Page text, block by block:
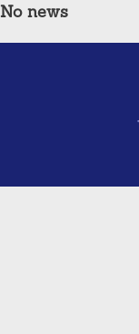
No news